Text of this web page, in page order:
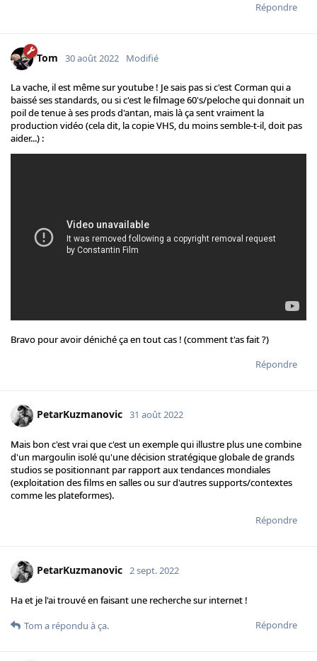
Répondre
Tom 30 août 2022 Modifié
La vache, il est même sur youtube ! Je sais pas si c'est Corman qui a
baissé ses standards, ou si c'est le filmage 60's/peloche qui donnait un
poil de tenue à ses prods d'antan, mais là ça sent vraiment la
production vidéo (cela dit, la copie VHS, du moins semble-t-il, doit pas
aider...) :
Bravo pour avoir déniché ça en tout cas ! (comment t'as fait ?)
Répondre
PetarKuzmanovic 31 août 2022
Mais bon c'est vrai que c'est un exemple qui illustre plus une combine
d'un margoulin isolé qu'une décision stratégique globale de grands
studios se positionnant par rapport aux tendances mondiales
(exploitation des films en salles ou sur d'autres supports/contextes
comme les plateformes).
Répondre
PetarKuzmanovic 2 sept. 2022
Ha et je l'ai trouvé en faisant une recherche sur internet !
Répondre
Tom a répondu à ça.